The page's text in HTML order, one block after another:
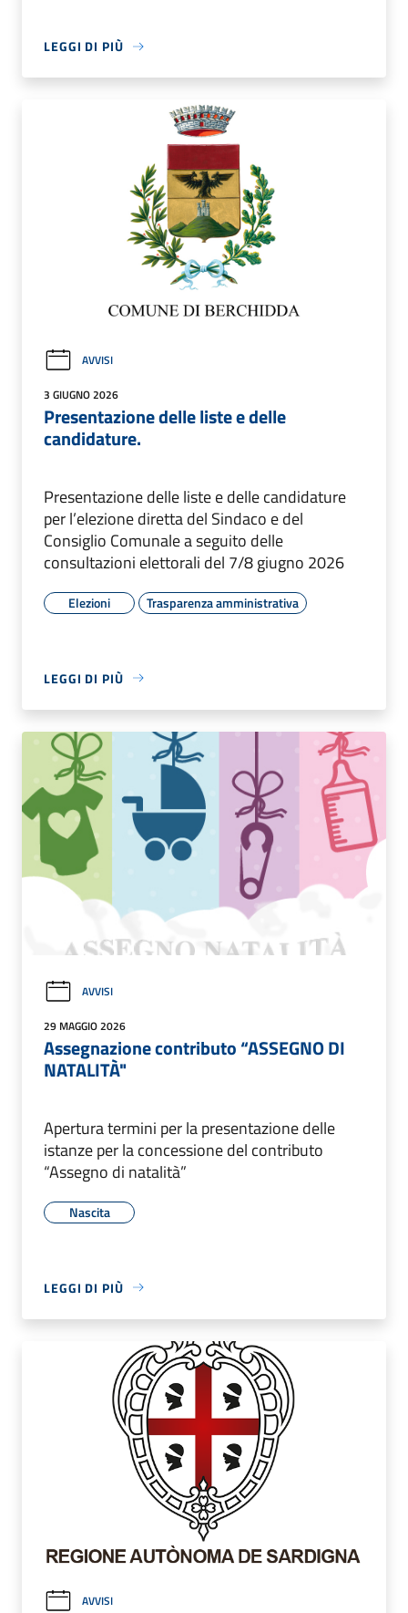
LEGGI DI PIÙ
AVVISI
3 GIUGNO 2026
Presentazione delle liste e delle
candidature.
Presentazione delle liste e delle candidature
per l’elezione diretta del Sindaco e del
Consiglio Comunale a seguito delle
consultazioni elettorali del 7/8 giugno 2026
Elezioni Trasparenza amministrativa
LEGGI DI PIÙ
AVVISI
29 MAGGIO 2026
Assegnazione contributo “ASSEGNO DI
NATALITÀ"
Apertura termini per la presentazione delle
istanze per la concessione del contributo
“Assegno di natalità”
Nascita
LEGGI DI PIÙ
AVVISI